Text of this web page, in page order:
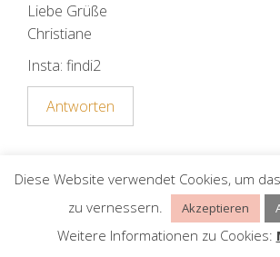
Liebe Grüße
Christiane
Insta: findi2
Antworten
Schreibe einen
Deine E-Mail-Adresse wird nicht
Erforderliche Felder sind mit*markiert
Diese Website verwendet Cookies, um
zu vernessern.
Akzeptieren
Weitere Informationen zu Cookies: